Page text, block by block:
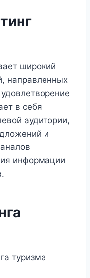
широкий
направленных
в себя
аудитории,
и
информации
туризма